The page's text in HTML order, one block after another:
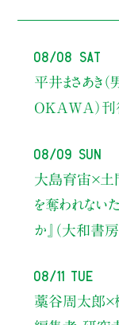
08/08 Sat
平井まさあき（
OKAWA）刊
08/09 Sun
大島育宙×土
を奪われないた
か』（大和書
08/11 Tue
藁谷周太郎×